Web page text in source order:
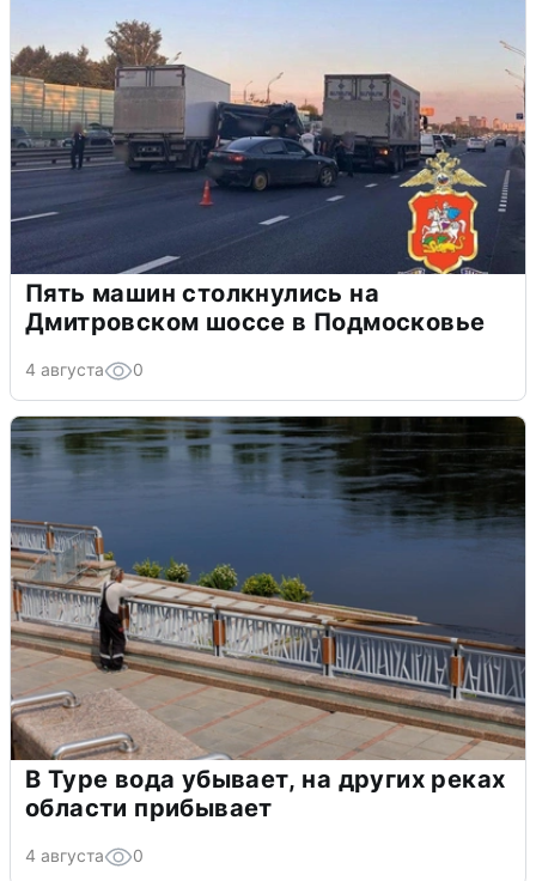
Пять машин столкнулись на
Дмитровском шоссе в Подмосковье
4 августа 0
В Туре вода убывает, на других реках
области прибывает
4 августа 0